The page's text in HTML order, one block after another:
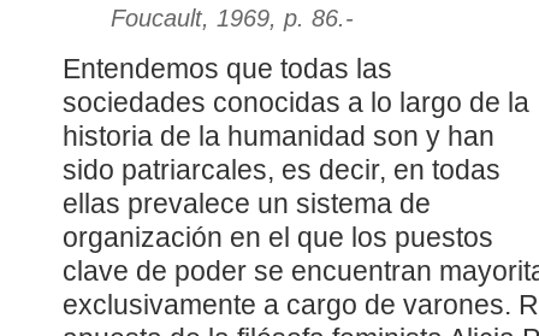
Foucault, 1969, p. 86.-
Entendemos que todas las
sociedades conocidas a lo largo de la
historia de la humanidad son y han
sido patriarcales, es decir, en todas
ellas prevalece un sistema de
organización en el que los puestos
clave de poder se encuentran
exclusivamente a cargo de varones.